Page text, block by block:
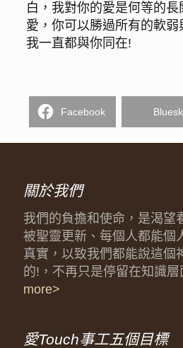
白，我對你的愛是何等的
愛，你可以勝過所有的軟弱
我一直都與你同在!
Facebook
關於我們
我們的負擔和使命，是渴望
被聖靈更新、每個人都能個
真實，以致我們都能說這個
的!，不再只是停留在知識
more>
愛Touch事工五個目標